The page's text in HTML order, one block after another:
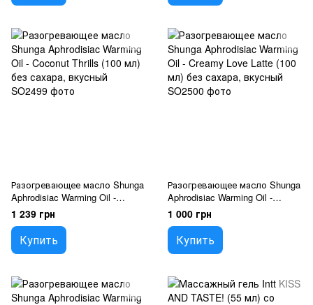
Разогревающее масло Shunga
Aphrodisiac Warming Oil -
Coconut Thrills (100 мл) без
сахара, вкусный
1 239 грн
Купить
Разогревающее масло Shunga
Aphrodisiac Warming Oil -
Creamy Love Latte (100 мл) без
сахара, вкусный
1 000 грн
Купить